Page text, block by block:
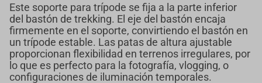
Este soporte para trípode se fija a la parte inferior
del bastón de trekking. El eje del bastón encaja
firmemente en el soporte, convirtiendo el bastón en
un trípode estable. Las patas de altura ajustable
proporcionan flexibilidad en terrenos irregulares, por
lo que es perfecto para la fotografía, vlogging, o
configuraciones de iluminación temporales.